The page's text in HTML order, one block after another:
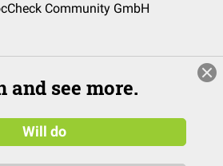
Community GmbH
and see more.
Will do